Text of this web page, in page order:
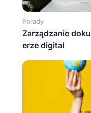
Porady
Zarządzanie
erze digital